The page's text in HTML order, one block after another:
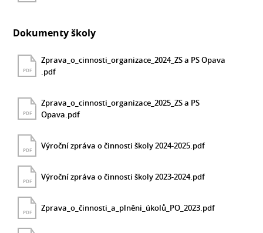
Dokumenty školy
PDF
Zprava_o_cinnosti_organizace_2024_ZS a PS Opava
.pdf
PDF
Zprava_o_cinnosti_organizace_2025_ZS a PS
Opava.pdf
PDF Výroční zpráva o činnosti školy 2024-2025.pdf
PDF Výroční zpráva o činnosti školy 2023-2024.pdf
PDF Zprava_o_činnosti_a_plněni_úkolů_PO_2023.pdf